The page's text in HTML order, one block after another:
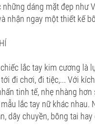
dáng mặt đẹp như
nhận ngay một thiết kế
lắc tay kim cương là
đi chơi, đi tiệc,... Với
tinh tế, nhẹ nhàng
lắc tay nữ khác
dây chuyền, bông tai